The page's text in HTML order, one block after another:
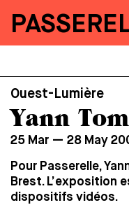
Secondaire
Ouest-Lumière
Yann
25 Mar — 28 May
Pour Passerelle,
Brest. L’exposition
dispositifs vidéos.